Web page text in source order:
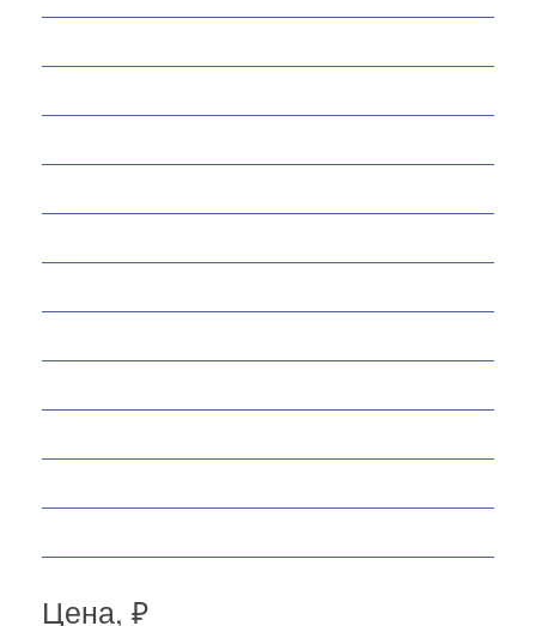
Цена, ₽